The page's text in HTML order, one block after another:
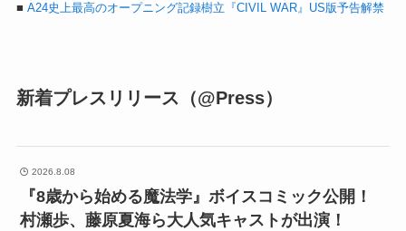
■ A24史上最高のオープニング記録樹立『CIVIL WAR』US版予告解禁
新着プレスリリース（@Press）
2026.8.08
『8歳から始める魔法学』ボイスコミック公開！
村瀬歩、藤原夏海ら大人気キャストが出演！